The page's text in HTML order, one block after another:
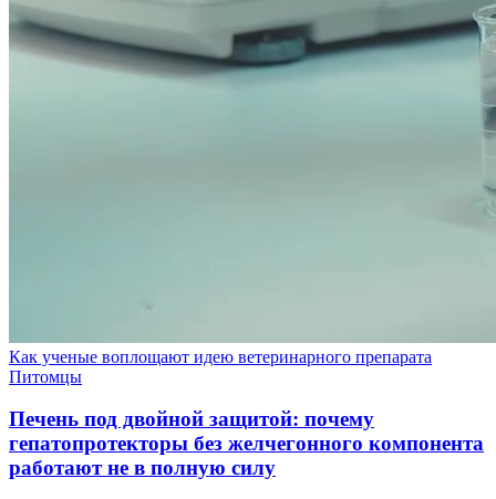
Как ученые воплощают идею ветеринарного препарата
Питомцы
Печень под двойной защитой: почему
гепатопротекторы без желчегонного компонента
работают не в полную силу